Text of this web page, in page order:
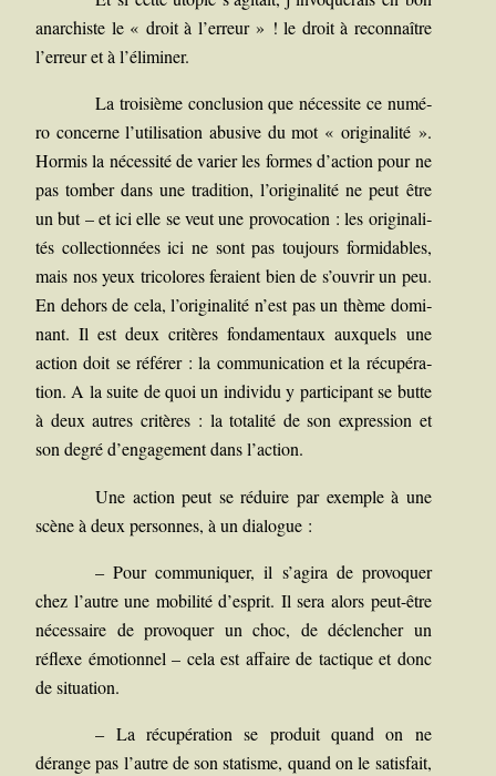
anar­chiste le « droit à l’erreur » ! le droit à recon­naître
l’erreur et à l’éliminer.
La troi­sième conclu­sion que néces­site ce numé­
ro concerne l’utilisation abu­sive du mot « ori­gi­na­li­té ».
Hor­mis la néces­si­té de varier les formes d’action pour ne
pas tom­ber dans une tra­di­tion, l’originalité ne peut être
un but – et ici elle se veut une pro­vo­ca­tion : les ori­gi­na­li­
tés col­lec­tion­nées ici ne sont pas tou­jours for­mi­dables,
mais nos yeux tri­co­lores feraient bien de s’ouvrir un peu.
En dehors de cela, l’originalité n’est pas un thème domi­
nant. Il est deux cri­tères fon­da­men­taux aux­quels une
action doit se réfé­rer : la com­mu­ni­ca­tion et la récu­pé­ra­
tion. A la suite de quoi un indi­vi­du y par­ti­ci­pant se butte
à deux autres cri­tères : la tota­li­té de son expres­sion et
son degré d’engagement dans l’action.
Une action peut se réduire par exemple à une
scène à deux per­sonnes, à un dialogue :
–Pour com­mu­ni­quer, il s’agira de pro­vo­quer
chez l’autre une mobi­li­té d’esprit. Il sera alors peut-être
néces­saire de pro­vo­quer un choc, de déclen­cher un
réflexe émo­tion­nel – cela est affaire de tac­tique et donc
de situation.
– La récu­pé­ra­tion se pro­duit quand on ne
dérange pas l’autre de son sta­tisme, quand on le satis­fait,